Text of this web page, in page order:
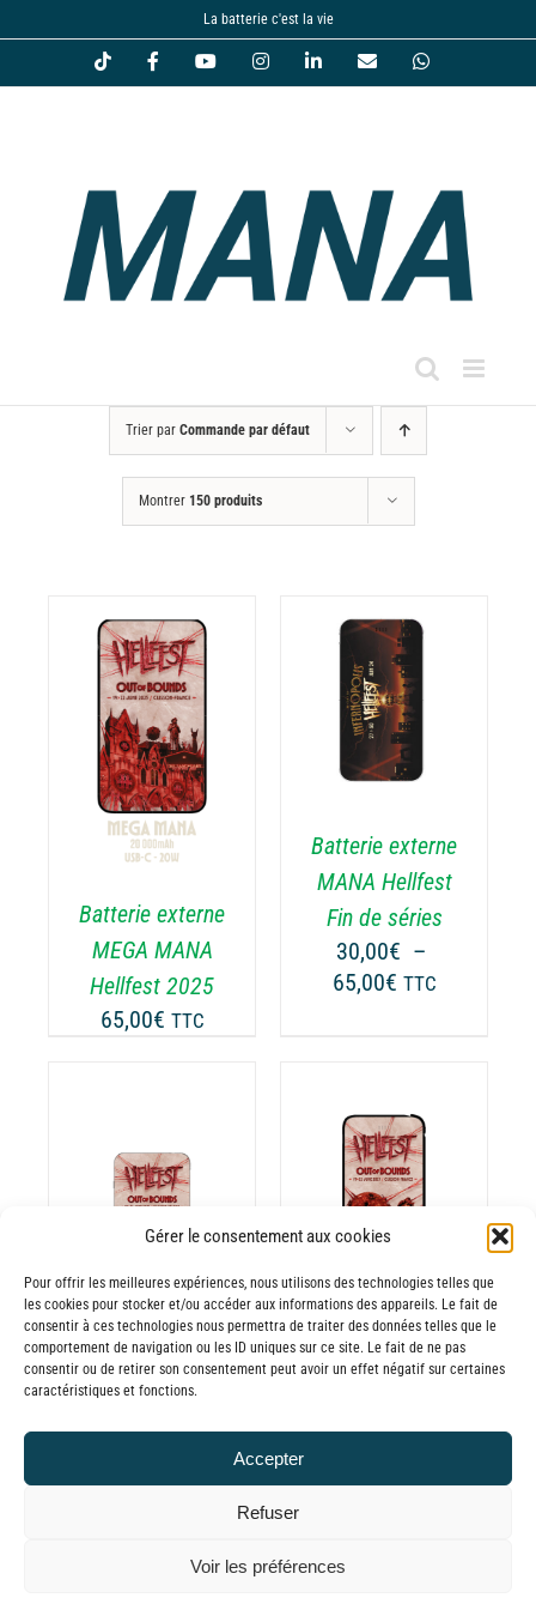
Gérer le consentement aux cookies
Pour offrir les meilleures expériences, nous utilisons des technologies telles que
les cookies pour stocker et/ou accéder aux informations des appareils. Le fait de
consentir à ces technologies nous permettra de traiter des données telles que le
comportement de navigation ou les ID uniques sur ce site. Le fait de ne pas
consentir ou de retirer son consentement peut avoir un effet négatif sur certaines
caractéristiques et fonctions.
Accepter
Refuser
Voir les préférences
au
La batterie c'est la vie
Tiktok FacebookYouTubeInstagramLinkedInEmail WhatsApp
Trier par Commande par défaut
Montrer 150 produits
Batterie externe
MEGA MANA
Hellfest 2025
65,00€ TTC
CHOIX DES
OPTIONS
PRODUIT
A
PLUSIEURS
VARIATIONS.
PEUVENT
ÊTRE
CHOISIES
SUR
LA
DÉTAILS
Batterie externe
MANA Hellfest
Fin de séries
30,00€ –
65,00€Plage
65,00€
TTC
Batterie externe
30,00€ TTC
AJOUTER AU
PANIER
DÉTAILS
Batterie externe
45,00€ TTC